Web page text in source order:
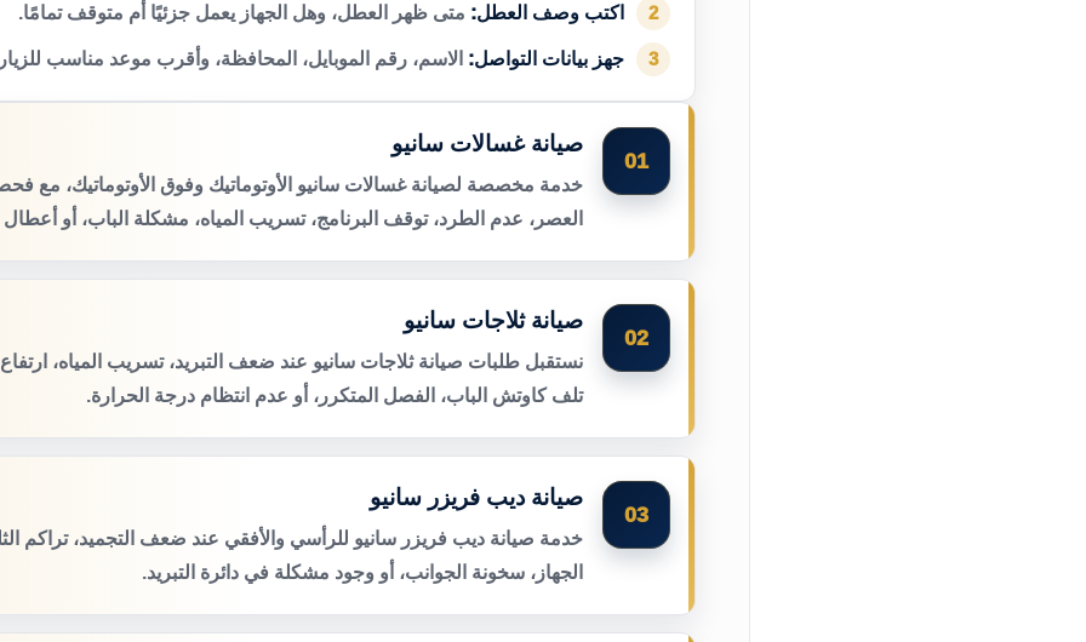
2 اكتب وصف العطل: متى ظهر العطل، وهل الجهاز يعمل جزئيًا أم متوقف تمامًا.
3 جهز بيانات التواصل: الاسم، رقم الموبايل، المحافظة، وأقرب موعد مناسب
01
صيانة غسالات سانيو
خدمة مخصصة لصيانة غسالات سانيو الأوتوماتيك وفوق الأوتوماتيك،
العصر، عدم الطرد، توقف البرنامج، تسريب المياه، مشكلة الباب، أو
02
صيانة ثلاجات سانيو
نستقبل طلبات صيانة ثلاجات سانيو عند ضعف التبريد، تسريب المياه،
تلف كاوتش الباب، الفصل المتكرر، أو عدم انتظام درجة الحرارة.
03
صيانة ديب فريزر سانيو
خدمة صيانة ديب فريزر سانيو للرأسي والأفقي عند ضعف التجميد، تراكم
الجهاز، سخونة الجوانب، أو وجود مشكلة في دائرة التبريد.